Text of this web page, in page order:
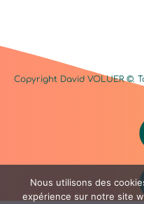
Copyright David VOLUER©.
Nous utilisons des
expérience sur notre site